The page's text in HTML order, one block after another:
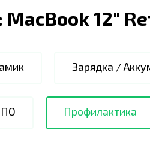
MacBook 12"
Зарядка /
ПО Профилактика